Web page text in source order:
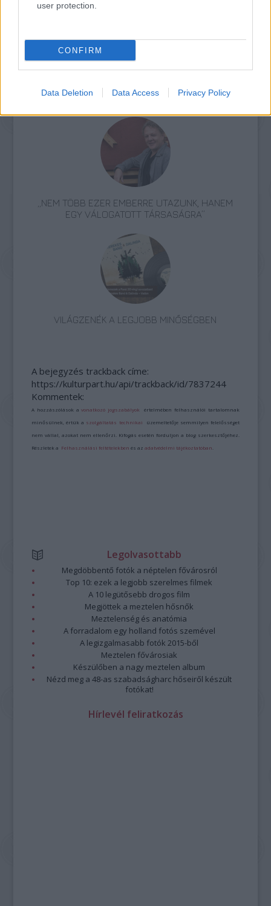
user protection.
CONFIRM
Data Deletion Data Access Privacy Policy
„AZ EMBERT EMBERRÉ TETTE…” – VASÁRNAP
ZÁRT A DOMBOS FEST
„NEM TÖBB EZER EMBERRE UTAZUNK, HANEM
EGY VÁLOGATOTT TÁRSASÁGRA”
VILÁGZENÉK A LEGJOBB MINŐSÉGBEN
A bejegyzés trackback címe:
https://kulturpart.hu/api/trackback/id/7837244
Kommentek:
A hozzászólások avonatkozó jogszabályok értelmében felhasználói tartalomnak
minősülnek, értük a szolgáltatás technikai üzemeltetője semmilyen felelősséget
nem vállal, azokat nem ellenőrzi. Kifogás esetén forduljon a blog szerkesztőjéhez.
Részletek a Felhasználási feltételekben és azadatvédelmi tájékoztatóban
Legolvasottabb
Megdöbbentő fotók a néptelen fővárosról
Top 10: ezek a legjobb szerelmes filmek
A 10 legütősebb drogos film
Megjöttek a meztelen hősnők
Meztelenség és anatómia
A forradalom egy holland fotós szemével
A legizgalmasabb fotók 2015-ből
Meztelen fővárosiak
Készülőben a nagy meztelen album
Nézd meg a 48-as szabadságharc hőseiről készült
fotókat!
Hírlevél feliratkozás